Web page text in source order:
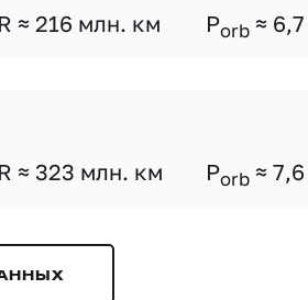
R ≈ 216 млн. км Porb ≈ 6,7
R ≈ 323 млн. км Porb ≈ 7,6